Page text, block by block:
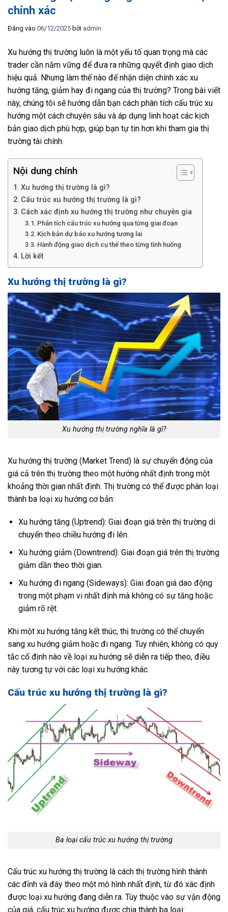
chính xác
Đăng vào 06/12/2025 bởi admin
Xu hướng thị trường luôn là một yếu tố quan trọng mà các
trader cần nắm vững để đưa ra những quyết định giao dịch
hiệu quả. Nhưng làm thế nào để nhận diện chính xác xu
hướng tăng, giảm hay đi ngang của thị trường? Trong bài viết
này, chúng tôi sẽ hướng dẫn bạn cách phân tích cấu trúc xu
hướng một cách chuyên sâu và áp dụng linh hoạt các kịch
bản giao dịch phù hợp, giúp bạn tự tin hơn khi tham gia thị
trường tài chính.
Nội dung chính
Xu hướng thị trường là gì?
Cấu trúc xu hướng thị trường là gì?
Cách xác định xu hướng thị trường như chuyên gia
Phân tích cấu trúc xu hướng qua từng giai đoạn
Kịch bản dự báo xu hướng tương lai
Hành động giao dịch cụ thể theo từng tình huống
Lời kết
Xu hướng thị trường là gì?
Xu hướng thị trường nghĩa là gì?
Xu hướng thị trường (Market Trend) là sự chuyển động của
giá cả trên thị trường theo một hướng nhất định trong một
khoảng thời gian nhất định. Thị trường có thể được phân loại
thành ba loại xu hướng cơ bản:
Xu hướng tăng (Uptrend): Giai đoạn giá trên thị trường di
chuyển theo chiều hướng đi lên.
Xu hướng giảm (Downtrend): Giai đoạn giá trên thị trường
giảm dần theo thời gian.
Xu hướng đi ngang (Sideways): Giai đoạn giá dao động
trong một phạm vi nhất định mà không có sự tăng hoặc
giảm rõ rệt.
Khi một xu hướng tăng kết thúc, thị trường có thể chuyển
sang xu hướng giảm hoặc đi ngang. Tuy nhiên, không có quy
tắc cố định nào về loại xu hướng sẽ diễn ra tiếp theo, điều
này tương tự với các loại xu hướng khác.
Cấu trúc xu hướng thị trường là gì?
Ba loại cấu trúc xu hướng thị trường
Cấu trúc xu hướng thị trường là cách thị trường hình thành
các đỉnh và đáy theo một mô hình nhất định, từ đó xác định
được loại xu hướng đang diễn ra. Tùy thuộc vào sự vận động
của giá, cấu trúc xu hướng được chia thành ba loại: